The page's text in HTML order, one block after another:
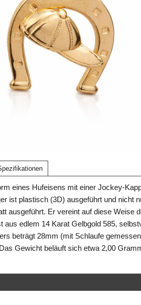
eines Hufeisens mit einer Jockey-
ist plastisch (3D) ausgeführt und nicht
ausgeführt. Er vereint auf diese Weise
edlem 14 Karat Gelbgold 585,
beträgt 28mm (mit Schlaufe
Gewicht beläuft sich etwa 2,00